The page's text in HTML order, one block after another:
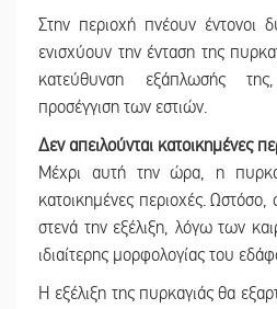
Στην περιοχή πνέουν έντονοι
ενισχύουν την ένταση της
κατεύθυνση εξάπλωσής
προσέγγιση των εστιών.
Δεν απειλούνται κατοικημένες
Μέχρι αυτή την ώρα, η
κατοικημένες περιοχές.
στενά την εξέλιξη, λόγω των
ιδιαίτερης μορφολογίας του
Η εξέλιξη της πυρκαγιάς θα